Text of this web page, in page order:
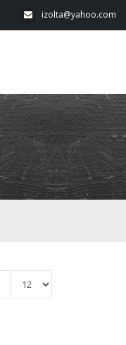
izolta@yahoo.com